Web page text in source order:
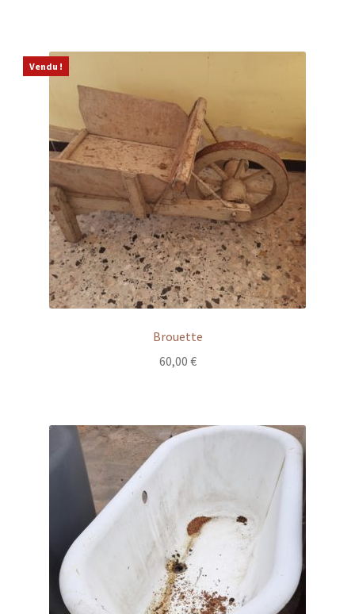
Vendu !
Brouette
60,00 €